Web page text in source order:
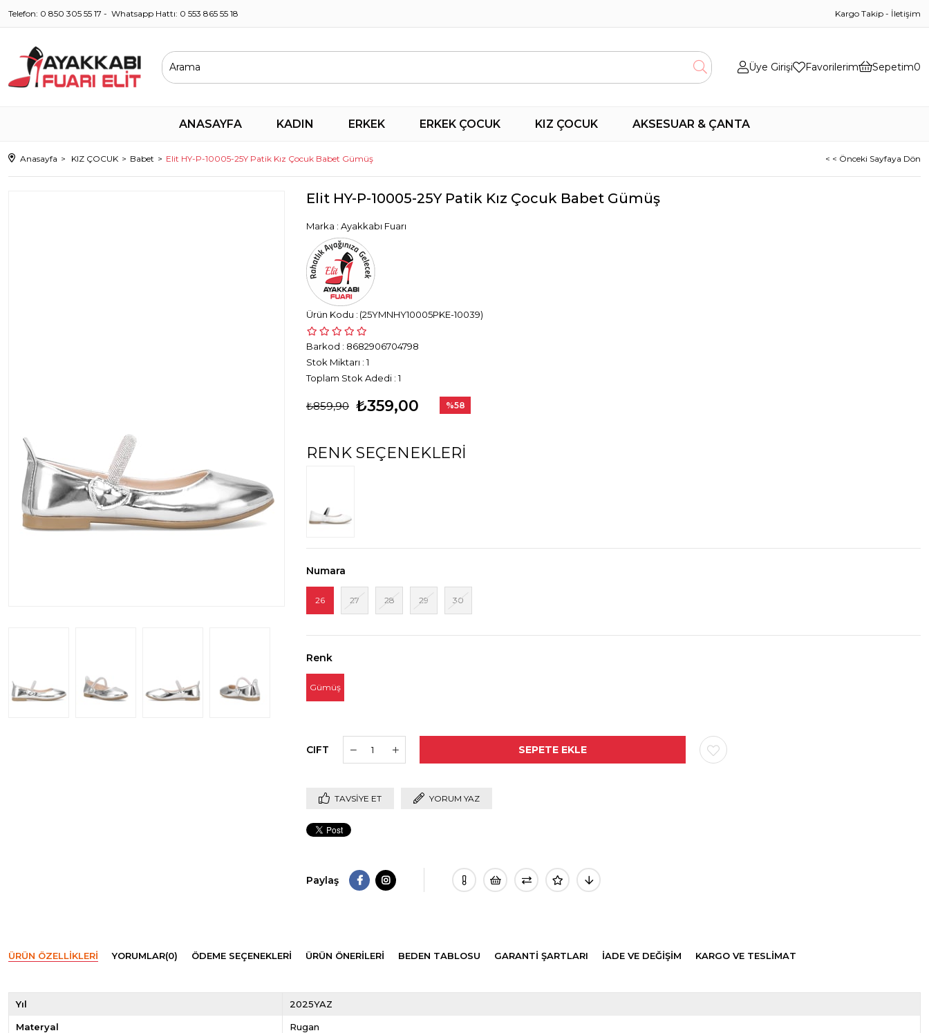
Telefon: 0 850 305 55 17 - Whatsapp Hattı: 0 553 865 55 18 Kargo Takip - İletişim
Üye Girişi Favorilerim Sepetim0
ANASAYFA KADIN ERKEK ERKEK ÇOCUK KIZ ÇOCUK AKSESUAR & ÇANTA
Anasayfa KIZ ÇOCUK Babet Elit HY-P-10005-25Y Patik Kız Çocuk Babet Gümüş < < Önceki Sayfaya Dön
Elit HY-P-10005-25Y Patik Kız Çocuk Babet Gümüş
Marka : Ayakkabı Fuarı
(25YMNHY10005PKE-10039)
Barkod : 8682906704798
Stok Miktarı : 1
Toplam Stok Adedi : 1
₺859,90 ₺359,00 %58
RENK SEÇENEKLERI
Numara
26 27 28 29 30
Renk
Gümüş
CIFT
TAVSIYE ET YORUM YAZ
Paylaş
ÜRÜN ÖZELLIKLERI YORUMLAR(0) ÖDEME SEÇENEKLERI ÜRÜN ÖNERILERI BEDEN TABLOSU GARANTİ ŞARTLARI İADE VE DEĞİŞİM KARGO VE TESLİMAT
Yıl 2025YAZ
Materyal Rugan